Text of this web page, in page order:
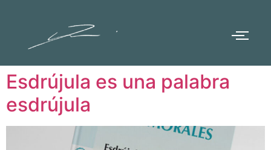
Esdrújula es una palabra
esdrújula